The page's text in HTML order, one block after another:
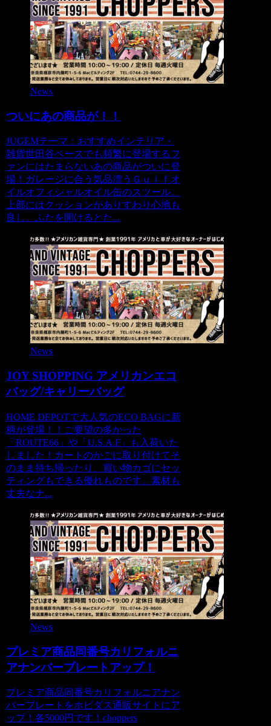
News
ついにあの商品が！！
JUGEMテーマ：おすすめインテリア・
雑貨世田谷ベースでも頻繁に登場するフ
ァンにはたまらないあの商品がついに登
場！ガレージに合う気品漂うＧｕｌｆオ
イルオフィシャルオイル缶のスツール。
上部にはクッションがありすわり心地も
良し。ふたを開けるとた...
News
JOY SHOPPING アメリカンエコ
バッグ/キャリーバッグ
HOME DEPOTで大人気のECO BAGに新
柄が登場！！ご要望の多かった
「ROUTE66」や「U.S.A.F」も入荷いた
しました！カートのかごに取り付けてそ
のまま持ち帰ったり、買い物カゴにセッ
ティングもできる優れものです。素材も
丈夫なナ...
News
プレミア商品同番号カリフォルニ
アナンバープレートアップ！
プレミア商品同番号カリフォルニアナン
バープレートをホビダス通販サイトにア
ップ！各5000円です！choppers